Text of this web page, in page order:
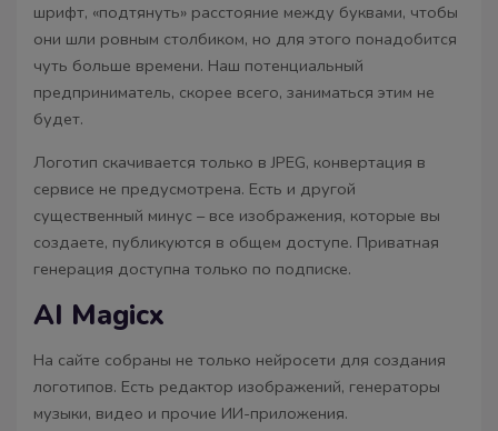
шрифт, «подтянуть» расстояние между буквами, чтобы
они шли ровным столбиком, но для этого понадобится
чуть больше времени. Наш потенциальный
предприниматель, скорее всего, заниматься этим не
будет.
Логотип скачивается только в JPEG, конвертация в
сервисе не предусмотрена. Есть и другой
существенный минус – все изображения, которые вы
создаете, публикуются в общем доступе. Приватная
генерация доступна только по подписке.
AI Magicx
На сайте собраны не только нейросети для создания
логотипов. Есть редактор изображений, генераторы
музыки, видео и прочие ИИ-приложения.